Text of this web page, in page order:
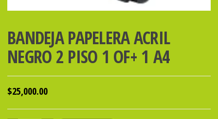
BANDEJA PAPELERA ACRIL
NEGRO 2 PISO 1 OF+ 1 A4
$25,000.00